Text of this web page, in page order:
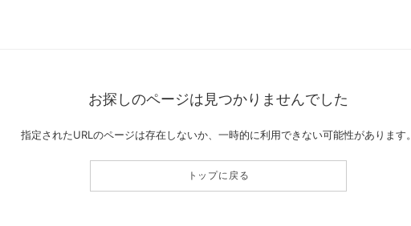
お探しのページは見つかりませんでした
指定されたURLのページは存在しないか、一時的に利用できない可能性があります。
トップに戻る